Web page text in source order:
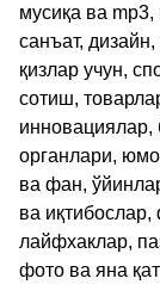
мусиқа ва
санъат,
қизлар учун,
сотиш,
инновациялар,
органлари,
ва фан,
ва
лайфхаклар,
фото ва яна